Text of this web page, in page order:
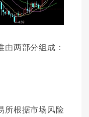
两部分组成：
所根据市场风险